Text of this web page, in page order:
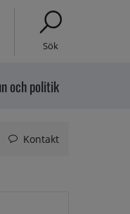
Sök
och politik
Kontakt